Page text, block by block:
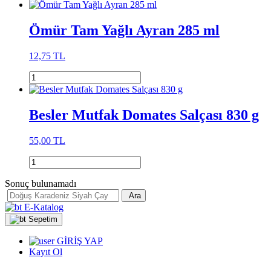
Ömür Tam Yağlı Ayran 285 ml
12,75 TL
Besler Mutfak Domates Salçası 830 g
55,00 TL
Sonuç bulunamadı
Ara
E-Katalog
Sepetim
GİRİŞ YAP
Kayıt Ol